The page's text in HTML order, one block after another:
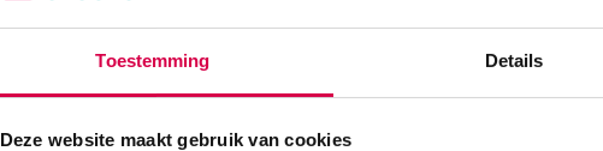
Toestemming Details
Deze website maakt gebruik van cookies